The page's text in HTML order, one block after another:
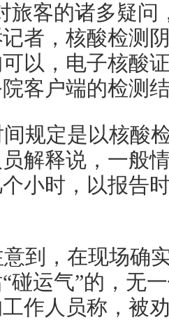
旅客的诸多疑问
者，核酸检测
以，电子核酸
客户端的检测
规定是以核酸
解释说，一般
小时，以报告
到，在现场确
碰运气”的，无
作人员称，被